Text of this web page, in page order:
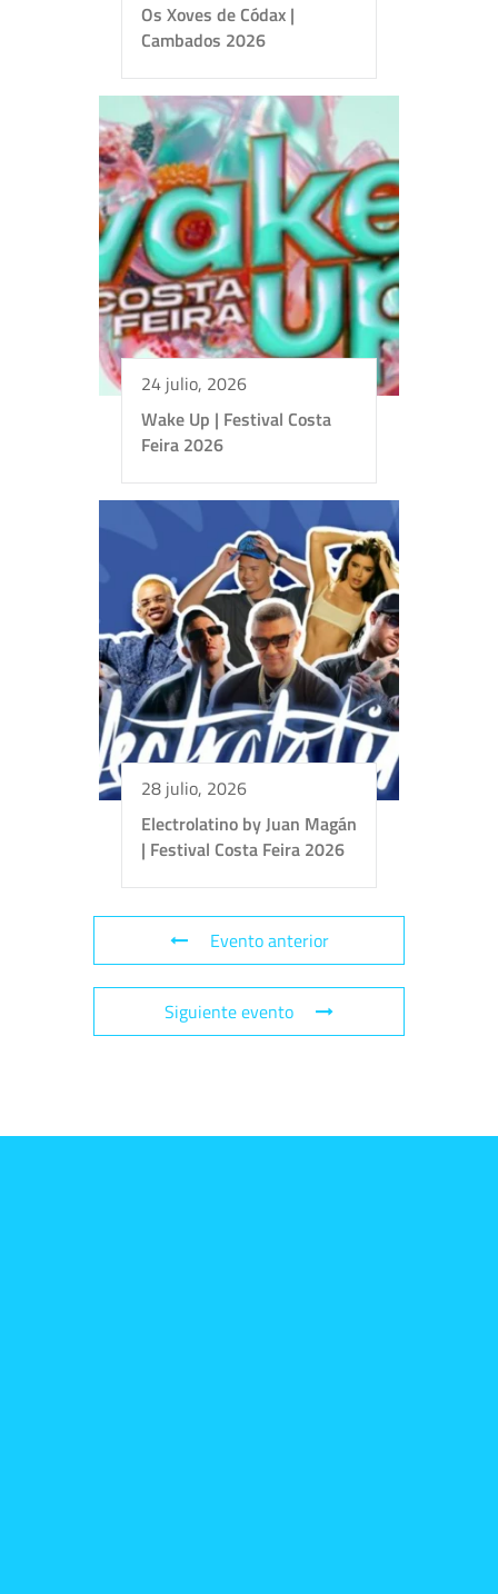
Os Xoves de Códax |
Cambados 2026
24 julio, 2026
Wake Up | Festival Costa
Feira 2026
28 julio, 2026
Electrolatino by Juan Magán
| Festival Costa Feira 2026
Evento anterior
Siguiente evento